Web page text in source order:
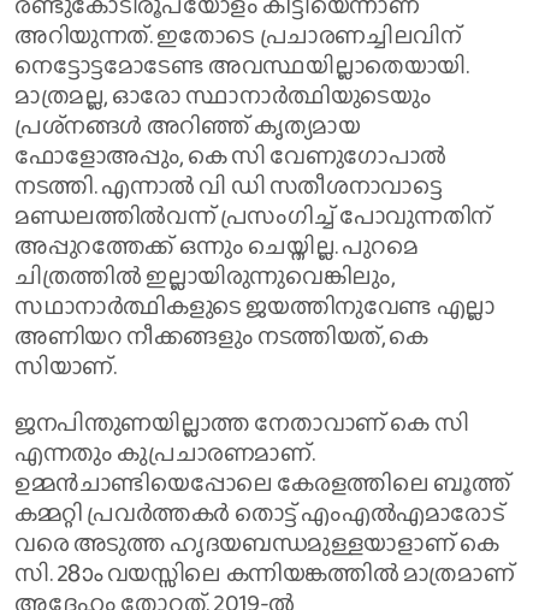
അറിയുന്നത്. ഇതോടെ പ്രചാരണച്ചിലവിന്
നെട്ടോട്ടമോടേണ്ട അവസ്ഥയില്ലാതെയായി.
മാത്രമല്ല, ഓരോ സ്ഥാനാര്‍ത്ഥിയുടെയും
പ്രശ്‌നങ്ങള്‍ അറിഞ്ഞ് കൃത്യമായ
ഫോളോഅപ്പും, കെ സി വേണുഗോപാല്‍
നടത്തി. എന്നാല്‍ വി ഡി സതീശനാവാട്ടെ
മണ്ഡലത്തില്‍വന്ന് പ്രസംഗിച്ച് പോവുന്നതിന്
അപ്പുറത്തേക്ക് ഒന്നും ചെയ്തില്ല. പുറമെ
ചിത്രത്തില്‍ ഇല്ലായിരുന്നുവെങ്കിലും,
സഥാനാര്‍ത്ഥികളുടെ ജയത്തിനുവേണ്ട എല്ലാ
അണിയറ നീക്കങ്ങളും നടത്തിയത്, കെ
സിയാണ്.
ജനപിന്തുണയില്ലാത്ത നേതാവാണ് കെ സി
എന്നതും കുപ്രചാരണമാണ്.
ഉമ്മന്‍ചാണ്ടിയെപ്പോലെ കേരളത്തിലെ ബൂത്ത്
കമ്മറ്റി പ്രവര്‍ത്തകര്‍ തൊട്ട് എംഎല്‍എമാരോട്
വരെ അടുത്ത ഹൃദയബന്ധമുള്ളയാളാണ് കെ
സി. 28ാം വയസ്സിലെ കന്നിയങ്കത്തില്‍ മാത്രമാണ്
അദ്ദേഹം തോറ്റത്. 2019-ല്‍